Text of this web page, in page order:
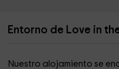
Entorno de Love in
Nuestro alojamiento se